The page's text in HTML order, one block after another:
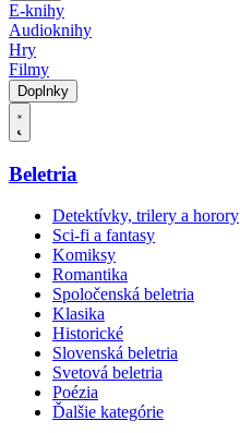
E-knihy
Audioknihy
Hry
Filmy
Doplnky
Beletria
Detektívky, trilery a horory
Sci-fi a fantasy
Komiksy
Romantika
Spoločenská beletria
Klasika
Historické
Slovenská beletria
Svetová beletria
Poézia
Ďalšie kategórie